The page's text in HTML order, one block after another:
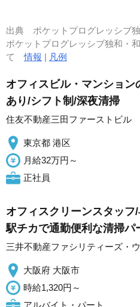
出典 ポケットプログレッシブ
ポケットプログレッシブ独和・
て情報 | 凡例
オフィスビル・マンション
あり/シフト制/深夜清掃
住友不動産三田ファーストビル
東京都 港区
月給32万円～
正社員
オフィスクリーンスタッ
駅チカで通勤便利な清掃パ
三井不動産ファシリティーズ・
大阪府 大阪市
時給1,320円～
アルバイト・パート